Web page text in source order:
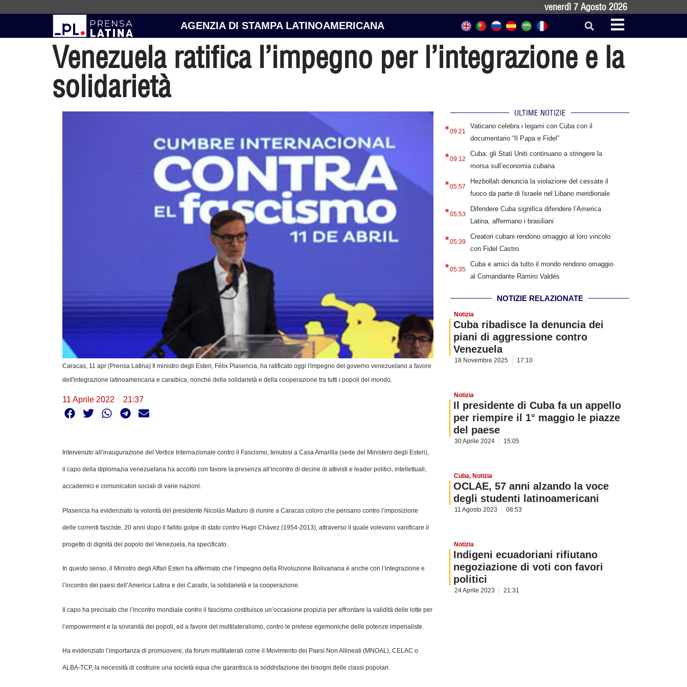
venerdì 7 Agosto 2026
AGENZIA DI STAMPA LATINOAMERICANA
Venezuela ratifica l’impegno per l’integrazione e la
solidarietà
Caracas, 11 apr (Prensa Latina) Il ministro degli Esteri, Félix Plasencia, ha ratificato oggi l'impegno del governo venezuelano a favore
dell'integrazione latinoamericana e caraibica, nonché della solidarietà e della cooperazione tra tutti i popoli del mondo.
11 Aprile 2022 21:37
Intervenuto all’inaugurazione del Vertice Internazionale contro il Fascismo, tenutosi a Casa Amarilla (sede del Ministero degli Esteri),
il capo della diplomazia venezuelana ha accolto con favore la presenza all’incontro di decine di attivisti e leader politici, intellettuali,
accademici e comunicatori sociali di varie nazioni.
Plasencia ha evidenziato la volontà del presidente Nicolás Maduro di riunire a Caracas coloro che pensano contro l’imposizione
delle correnti fasciste, 20 anni dopo il fallito golpe di stato contro Hugo Chávez (1954-2013), attraverso il quale volevano vanificare il
progetto di dignità del popolo del Venezuela, ha specificato.
In questo senso, il Ministro degli Affari Esteri ha affermato che l’impegno della Rivoluzione Bolivariana è anche con l’integrazione e
l’incontro dei paesi dell’America Latina e dei Caraibi, la solidarietà e la cooperazione.
Il capo ha precisato che l’incontro mondiale contro il fascismo costituisce un’occasione propizia per affrontare la validità delle lotte per
l’empowerment e la sovranità dei popoli, ed a favore del multilateralismo, contro le pretese egemoniche delle potenze imperialiste.
Ha evidenziato l’importanza di promuovere, da forum multilaterali come il Movimento dei Paesi Non Allineati (MNOAL), CELAC o
ALBA-TCP, la necessità di costruire una società equa che garantisca la soddisfazione dei bisogni delle classi popolari.
ULTIME NOTIZIE
.09:21
Vaticano celebra i legami con Cuba con il
documentario “Il Papa e Fidel”
.09:12
Cuba: gli Stati Uniti continuano a stringere la
morsa sull’economia cubana
.05:57
Hezbollah denuncia la violazione del cessate il
fuoco da parte di Israele nel Libano meridionale
.05:53
Difendere Cuba significa difendere l’America
Latina, affermano i brasiliani
.05:39
Creatori cubani rendono omaggio al loro vincolo
con Fidel Castro
.05:35
Cuba e amici da tutto il mondo rendono omaggio
al Comandante Ramiro Valdés
NOTIZIE RELAZIONATE
Notizia
Cuba ribadisce la denuncia dei
piani di aggressione contro
Venezuela
18 Novembre 2025 17:10
Notizia
Il presidente di Cuba fa un appello
per riempire il 1° maggio le piazze
del paese
30 Aprile 2024 15:05
Cuba, Notizia
OCLAE, 57 anni alzando la voce
degli studenti latinoamericani
11 Agosto 2023 08:53
Notizia
Indigeni ecuadoriani rifiutano
negoziazione di voti con favori
politici
24 Aprile 2023 21:31